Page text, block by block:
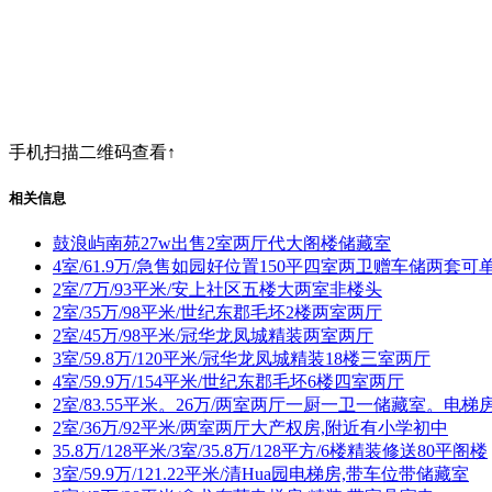
手机扫描二维码查看↑
相关信息
鼓浪屿南苑27w出售2室两厅代大阁楼储藏室
4室/61.9万/急售如园好位置150平四室两卫赠车储两套可
2室/7万/93平米/安上社区五楼大两室非楼头
2室/35万/98平米/世纪东郡毛坯2楼两室两厅
2室/45万/98平米/冠华龙凤城精装两室两厅
3室/59.8万/120平米/冠华龙凤城精装18楼三室两厅
4室/59.9万/154平米/世纪东郡毛坯6楼四室两厅
2室/83.55平米。26万/两室两厅一厨一卫一储藏室。电梯
2室/36万/92平米/两室两厅大产权房,附近有小学初中
35.8万/128平米/3室/35.8万/128平方/6楼精装修送80平阁楼
3室/59.9万/121.22平米/清Hua园电梯房,带车位带储藏室